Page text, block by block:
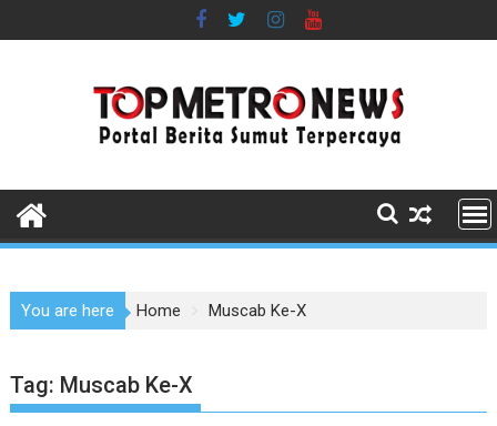
to
You are here Home Muscab Ke-X
Tag: Muscab Ke-X